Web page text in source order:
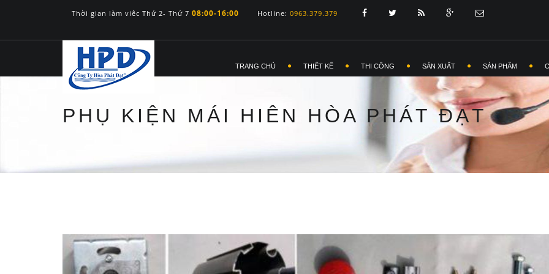
Thời gian làm viêc Thứ 2- Thứ 7 08:00-16:00 Hotline: 0963.379.379
TRANG CHỦ THIẾT KẾ THI CÔNG SẢN XUẤT SẢN PHẨM
PHỤ KIỆN MÁI HIÊN HÒA PHÁT ĐẠT